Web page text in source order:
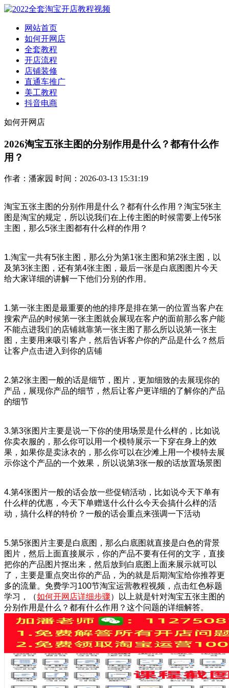
网站首页
如何开网店
全套教程
开店流程
店铺装修
直通车推广
美工教程
抖音电商
如何开网店
2026淘宝五张主图的分别作用是什么？都有什么作
用？
作者：潘家园 时间：2026-03-13 15:31:19
淘宝五张主图的分别作用是什么？都有什么作用？淘宝5张主
图是淘宝的规定，所以说我们在上传主图的时候需要上传5张
主图，那么5张主图都有什么样的作用？
1.淘宝一共有5张主图，那么分为第1张主图和第2张主图，以
及第3张主图，还有第4张主图，最后一张是白底图图片今天
给大家详细的讲解一下他们分别的作用。
1.第一张主图是最重要的他的排序是排在第一的位置当客户在
搜索产品的时候第一张主图就会展现在客户的面前那么客户能
不能点进我们的店铺就靠第一张主图了那么所以说第一张主
图，主要用来吸引客户，然后告诉客户你的产品是什么？然后
让客户点击进入到你的店铺
2.第2张主图一般的话是细节，图片，更加细致的去展现你的
产品，展现你产品的细节，然后让客户更详细的了解你的产品
的细节
3.第3张图片主要是说一下你的使用场景是什么样的，比如说
你卖衣服的，那么你可以用一个模特展示一下穿在身上的效
果，如果你是卖泳衣的，那么你可以在沙滩上用一个模特去展
示你这个产品的一个效果，所以说第3张一般的话放置场景图
4.第4张图片一般的话会放一些促销活动，比如说今天下单有
什么样的优惠，今天下单赠送什么什么今天会搞什么样的活
动，搞什么样的特价？一般的话会重点来强调一下活动
5.第5张图片主要是白底图，那么白底图就直接是白色的背景
图片，然后上面直接展示，你的产品不要有任何的文字，直接
把你的产品图片抠出来，然后放到白底图上面来展示就可以
了，主要是重点突出你的产品，为的就是后期淘宝给你推荐更
多的流量。免费学习100节淘宝运营教程视频，点击红色标题
学习，（如何开网店详细步骤）以上就是针对淘宝五张主图的
分别作用是什么？都有什么作用？这个问题的详细解答。